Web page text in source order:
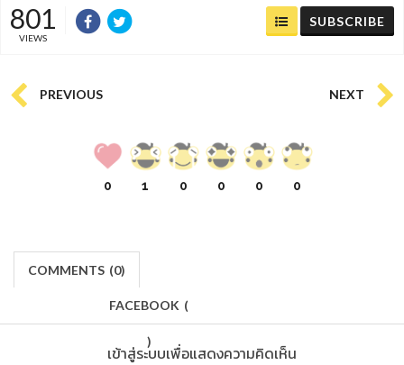
801
VIEWS
SUBSCRIBE
PREVIOUS NEXT
0 1 0 0 0 0
COMMENTS (0)
FACEBOOK (
)
เข้าสู่ระบบเพื่อแสดงความคิดเห็น